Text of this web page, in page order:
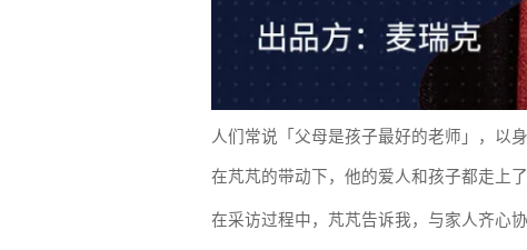
人们常说「父母是孩子最好的老师」，以
在芃芃的带动下，他的爱人和孩子都走上
在采访过程中，芃芃告诉我，与家人齐心